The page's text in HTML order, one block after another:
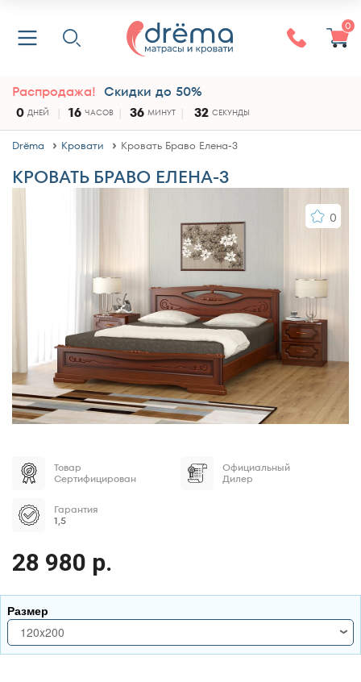
0
Распродажа! Скидки до 50%
0 ДНЕЙ 16 ЧАСОВ 36 МИНУТ 32 СЕКУНДЫ
Drёma Кровати Кровать Браво Елена-3
КРОВАТЬ БРАВО ЕЛЕНА-3
0
Товар
Сертифицирован
Официальный
Дилер
Гарантия
1,5
28 980 р.
Размер
120x200
120x200